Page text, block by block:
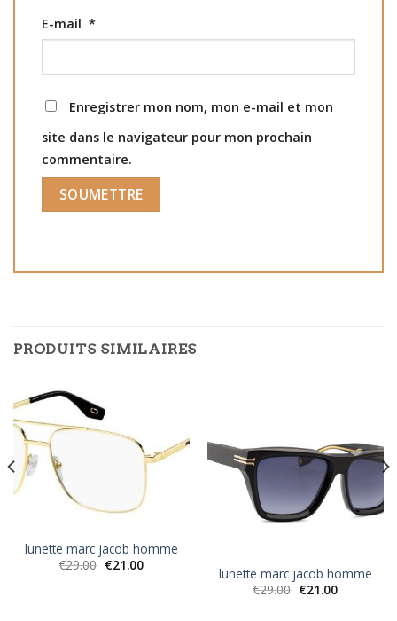
E-mail *
Enregistrer mon nom, mon e-mail et mon
site dans le navigateur pour mon prochain
commentaire.
PRODUITS SIMILAIRES
lunette marc jacob homme
€29.00 €21.00
lunette marc jacob homme
€29.00 €21.00